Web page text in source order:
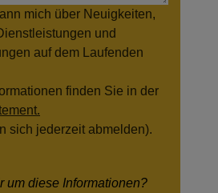
mich über Neuigkeiten,
und
auf dem Laufenden
finden Sie in der
sich jederzeit abmelden).
um diese Informationen?